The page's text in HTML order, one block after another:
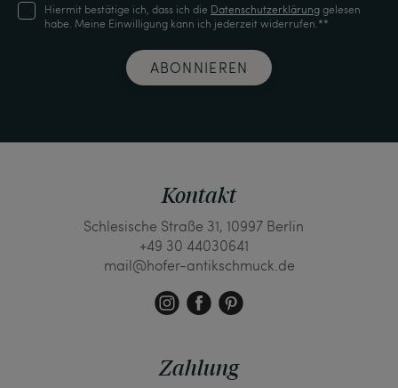
Hiermit bestätige ich, dass ich die Daten­schutz­erklärunggelesen
habe. Meine Einwilligung kann ich jederzeit widerrufen.**
ABONNIEREN
Kontakt
Schlesische Straße 31, 10997 Berlin
+49 30 44030641
mail@hofer-antikschmuck.de
Zahlung